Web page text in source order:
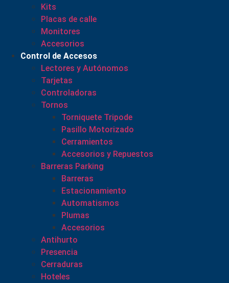
Kits
Placas de calle
Monitores
Accesorios
Control de Accesos
Lectores y Autónomos
Tarjetas
Controladoras
Tornos
Torniquete Tripode
Pasillo Motorizado
Cerramientos
Accesorios y Repuestos
Barreras Parking
Barreras
Estacionamiento
Automatismos
Plumas
Accesorios
Antihurto
Presencia
Cerraduras
Hoteles